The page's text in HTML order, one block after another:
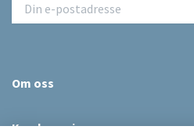
Om oss
Kundeservice